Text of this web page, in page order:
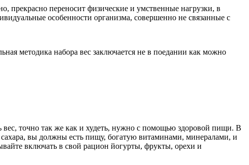
прекрасно переносит физические и умственные нагрузки, в
особенности организма, совершенно не связанные с
методика набора вес заключается не в поедании как можно
точно так же как и худеть, нужно с помощью здоровой пищи. В
вы должны есть пищу, богатую витаминами, минералами, и
включать в свой рацион йогурты, фрукты, орехи и